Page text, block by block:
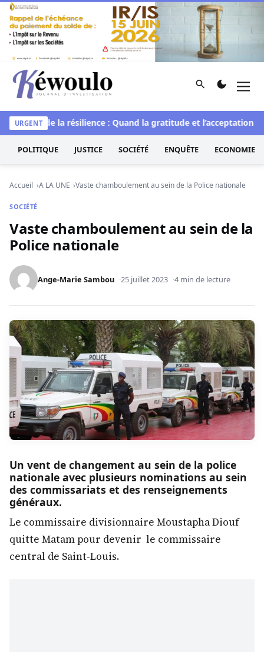
Aller au contenu
Kéwoulo, le premier site d'information et d'investigation
Rechercher
URGENT
L’art de la résilience : Quand la gratitude et l’acceptation
POLITIQUE JUSTICE SOCIÉTÉ ENQUÊTE ECONOMIE
Accueil A LA UNE Vaste chamboulement au sein de la Police nationale
SOCIÉTÉ
Vaste chamboulement au sein de la
Police nationale
Ange-Marie Sambou 25 juillet 2023 4 min de lecture
Un vent de changement au sein de la police
nationale avec plusieurs nominations au sein
des commissariats et des renseignements
généraux.
Le commissaire divisionnaire Moustapha Diouf
quitte Matam pour devenir le commissaire
central de Saint-Louis.